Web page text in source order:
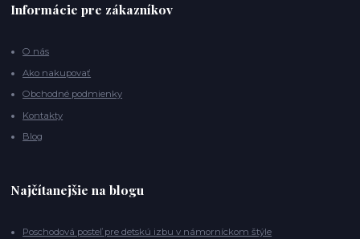
Informácie pre zákazníkov
O nás
Ako nakupovať
Obchodné podmienky
Kontakty
Blog
Najčítanejšie na blogu
Poschodová posteľ pre detskú izbu v námorníckom štýle